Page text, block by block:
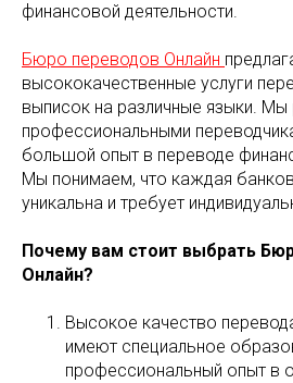
финансовой деятельности.
Бюро переводов Онлайн
высококачественные услуги
выписок на различные языки.
профессиональными
большой опыт в переводе
Мы понимаем, что каждая
уникальна и требует
Почему вам стоит выбрать
Онлайн?
Высокое качество
имеют специальное
профессиональный опыт в